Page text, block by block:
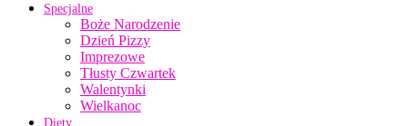
Specjalne
Boże Narodzenie
Dzień Pizzy
Imprezowe
Tłusty Czwartek
Walentynki
Wielkanoc
Diety